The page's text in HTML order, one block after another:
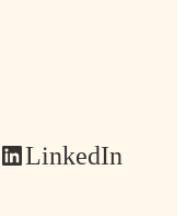
LinkedIn